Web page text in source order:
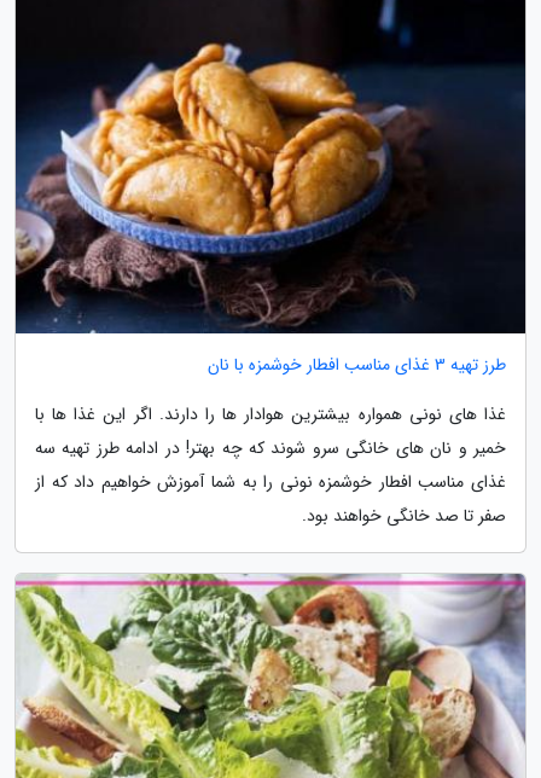
طرز تهیه 3 غذای مناسب افطار خوشمزه با نان
غذا های نونی همواره بیشترین هوادار ها را دارند. اگر این غذا ها با
خمیر و نان های خانگی سرو شوند که چه بهتر! در ادامه طرز تهیه سه
غذای مناسب افطار خوشمزه نونی را به شما آموزش خواهیم داد که از
صفر تا صد خانگی خواهند بود.